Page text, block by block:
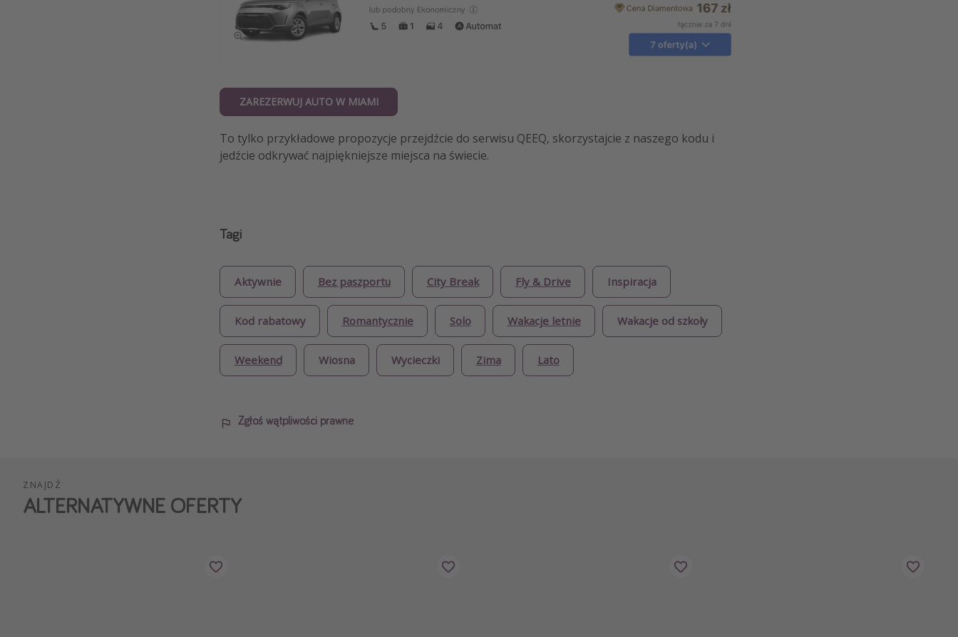
ZAREZERWUJ AUTO W MIAMI
To tylko przykładowe propozycje przejdźcie do serwisu QEEQ, skorzystajcie z naszego kodu i
jedźcie odkrywać najpiękniejsze miejsca na świecie.
Tagi
Aktywnie Bez paszportu City Break Fly & Drive Inspiracja
Kod rabatowy Romantycznie Solo Wakacje letnie Wakacje od szkoły
Weekend Wiosna Wycieczki Zima Lato
Zgłoś wątpliwości prawne
ZNAJDŹ
ALTERNATYWNE OFERTY